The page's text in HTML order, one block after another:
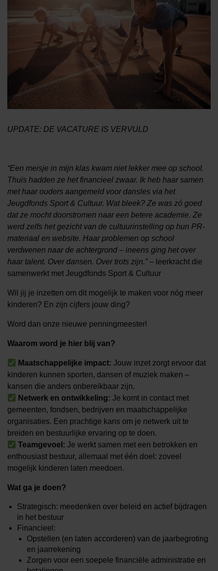
UPDATE: DE VACATURE IS VERVULD
“Een meisje in mijn klas kwam niet lekker mee op school.
Thuis hadden ze het financieel zwaar. Ik heb haar samen
met haar ouders aangemeld voor dansles via het
Jeugdfonds Sport & Cultuur. Wat bleek? Ze was zó goed
dat ze mocht doorstromen naar een betere academie. Ze
werd zelfs het gezicht van de cultuurinstelling op hun PR-
materiaal en website. Haar problemen op school
verdwenen naar de achtergrond – ineens ging het over
haar talent. Over dansen. Over trots zijn.”– leerkracht die
samenwerkt met Jeugdfonds Sport & Cultuur
Wil jij je inzetten om dit mogelijk te maken voor nóg meer
kinderen? En zijn cijfers jouw ding?
Word dan onze nieuwe penningmeester!
Waarom word je hier blij van?
Maatschappelijke impact: Jouw inzet zorgt ervoor dat
kinderen kunnen sporten, dansen of muziek maken –
kansen die anders onbereikbaar zijn.
Netwerk en ontwikkeling: Je komt in contact met
gemeenten, fondsen, bedrijven en maatschappelijke
organisaties. Een prachtige kans om je netwerk uit te
breiden en bestuurlijke ervaring op te doen.
Teamgevoel: Je werkt samen met een betrokken en
enthousiast bestuur, allemaal met één doel: zoveel
mogelijk kinderen laten meedoen.
Wat ga je doen?
Strategisch: meedenken over beleid en actief bijdragen
in het bestuur
Financieel:
Opstellen (en laten accorderen) van de jaarbegroting
en jaarrekening
Zorgen voor een soepele financiële administratie en